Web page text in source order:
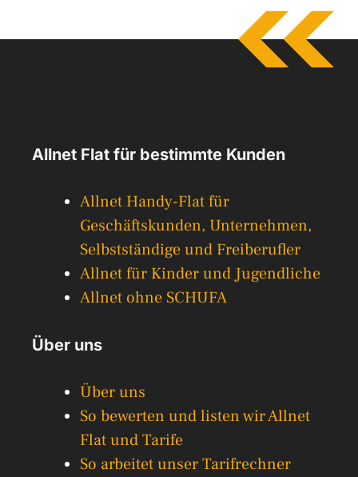
Allnet Flat für bestimmte Kunden
Allnet Handy-Flat für
Geschäftskunden, Unternehmen,
Selbstständige und Freiberufler
Allnet für Kinder und Jugendliche
Allnet ohne SCHUFA
Über uns
Über uns
So bewerten und listen wir Allnet
Flat und Tarife
So arbeitet unser Tarifrechner